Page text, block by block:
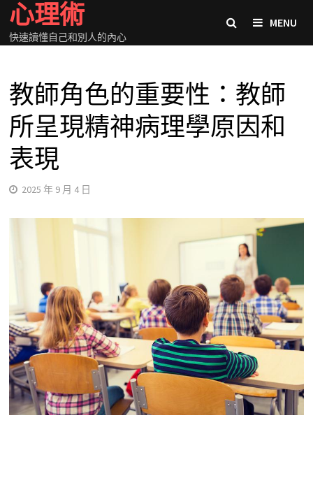
Skip
content
心理術
快速讀懂自己和別人的內心
MENU
教師角色的重要性：教師
所呈現精神病理學原因和
表現
2025 年 9 月 4 日